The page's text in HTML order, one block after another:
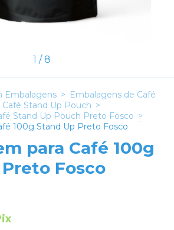
1 /8
Embalagens > Embalagens de Café
Stand Up Pouch >
Stand Up Pouch Preto Fosco >
100g Stand Up Preto Fosco
para Café 100g
Fosco